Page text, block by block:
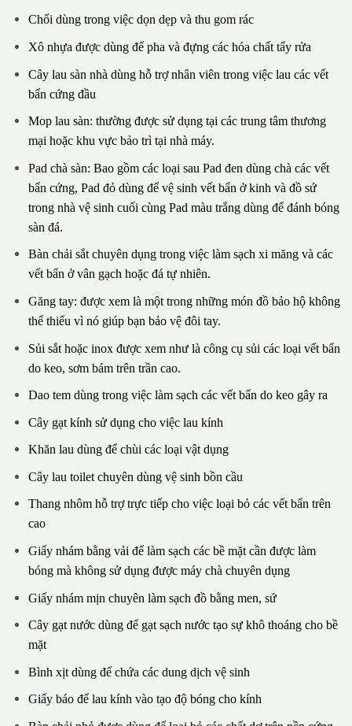
Chổi dùng trong việc dọn dẹp và thu gom rác
Xô nhựa được dùng để pha và đựng các hóa chất tẩy rửa
Cây lau sàn nhà dùng hỗ trợ nhân viên trong việc lau các vết
bẩn cứng đầu
Mop lau sàn: thường được sử dụng tại các trung tâm thương
mại hoặc khu vực bảo trì tại nhà máy.
Pad chà sàn: Bao gồm các loại sau Pad đen dùng chà các vết
bẩn cứng, Pad đỏ dùng để vệ sinh vết bẩn ở kinh và đồ sứ
trong nhà vệ sinh cuối cùng Pad màu trắng dùng để đánh bóng
sàn đá.
Bàn chải sắt chuyên dụng trong việc làm sạch xi măng và các
vết bẩn ở vân gạch hoặc đá tự nhiên.
Găng tay: được xem là một trong những món đồ bảo hộ không
thể thiếu vì nó giúp bạn bảo vệ đôi tay.
Sủi sắt hoặc inox được xem như là công cụ sủi các loại vết bẩn
do keo, sơm bám trên trần cao.
Dao tem dùng trong việc làm sạch các vết bẩn do keo gây ra
Cây gạt kính sử dụng cho việc lau kính
Khăn lau dùng để chùi các loại vật dụng
Cây lau toilet chuyên dùng vệ sinh bồn cầu
Thang nhôm hỗ trợ trực tiếp cho việc loại bỏ các vết bẩn trên
cao
Giấy nhám bằng vải để làm sạch các bề mặt cần được làm
bóng mà không sử dụng được máy chà chuyên dụng
Giấy nhám mịn chuyên làm sạch đồ bằng men, sứ
Cây gạt nước dùng để gạt sạch nước tạo sự khô thoáng cho bề
mặt
Bình xịt dùng để chứa các dung dịch vệ sinh
Giấy báo để lau kính vào tạo độ bóng cho kính